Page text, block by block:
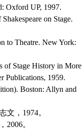
Oxford UP, 1997.
on Stage.
to Theatre. New York:
of Stage History in More
Publications, 1959.
Boston: Allyn and
，1974。
。